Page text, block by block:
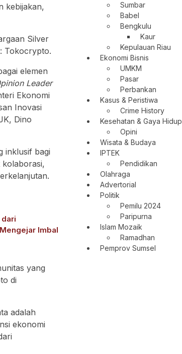
kebijakan,
elemen
Leader
Ekonomi
Inovasi
Dino
inklusif bagi
Imbal
yang
di
adalah
ekonomi
Sumbar
Babel
Bengkulu
Kaur
Kepulauan Riau
Ekonomi Bisnis
UMKM
Pasar
Perbankan
Kasus & Peristiwa
Crime History
Kesehatan & Gaya Hidup
Opini
Wisata & Budaya
IPTEK
Pendidikan
Olahraga
Advertorial
Politik
Pemilu 2024
Paripurna
Islam Mozaik
Ramadhan
Pemprov Sumsel